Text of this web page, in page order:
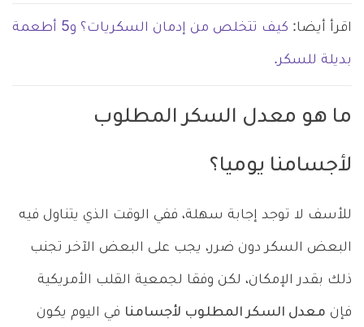
اقرأ أيضا: كيف تتخلص من إدمان السكريات؟ و5 أطعمة
بديلة للسكر.
ما هو معدل السكر المطلوب
لأجسامنا يوميا؟
للأسف لا توجد إجابة سهلة، ففي الوقت الذي يتناول فيه
البعض السكر دون ضرر، يجب على البعض الآخر تجنب
ذلك بقدر الإمكان، لكن وفقا لجمعية القلب الأمريكية
فإن معدل السكر المطلوب لأجسامنا في اليوم يكون